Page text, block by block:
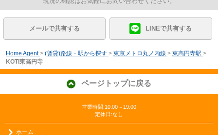
メールで共有する LINEで共有する
Home Agent > (賃貸)路線・駅から探す > 東京メトロ丸ノ内線 > 東高円寺駅 >
KOTI東高円寺
ページトップに戻る
営業時間:10:00～19:00
定休日:なし
ホーム